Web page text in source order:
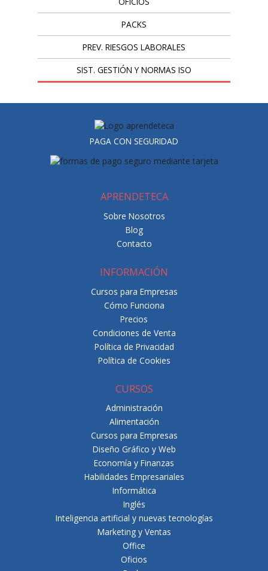
PACKS
PREV. RIESGOS LABORALES
SIST. GESTIÓN Y NORMAS ISO
PAGA CON SEGURIDAD
APRENDETECA
Sobre Nosotros
Blog
Contacto
INFORMACIÓN
Cursos para Empresas
Cómo Funciona
Precios
Condiciones de Venta
Política de Privacidad
Política de Cookies
CURSOS
Administración
Alimentación
Cursos para Empresas
Diseño Gráfico y Web
Economía y Finanzas
Habilidades Empresariales
Informática
Inglés
Inteligencia artificial y nuevas tecnologías
Marketing y Ventas
Office
Oficios